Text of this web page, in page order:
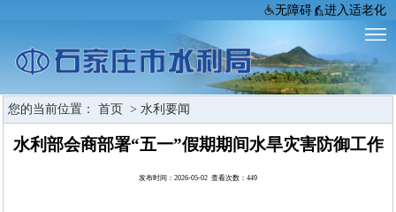
无障碍 进入适老化
您的当前位置： 首页 > 水利要闻
水利部会商部署“五一”假期期间水旱灾害防御工作
发布时间：2026-05-02 查看次数： 449